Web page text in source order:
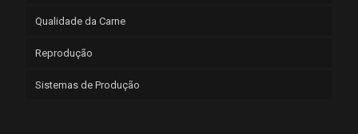
Qualidade da Carne
Reprodução
Sistemas de Produção